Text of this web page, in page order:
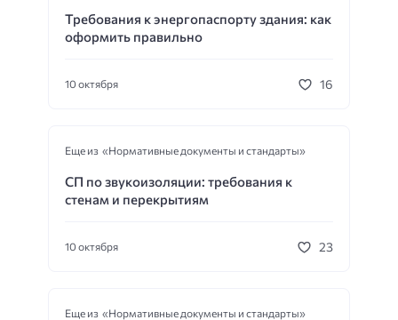
Требования к энергопаспорту здания: как
оформить правильно
10 октября 16
Еще из «Нормативные документы и стандарты»
СП по звукоизоляции: требования к
стенам и перекрытиям
10 октября 23
Еще из «Нормативные документы и стандарты»